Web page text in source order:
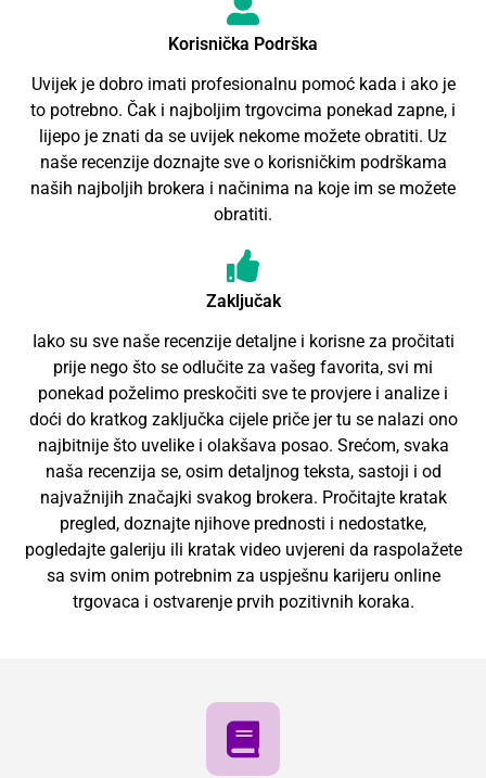
Korisnička Podrška
Uvijek je dobro imati profesionalnu pomoć kada i ako je
to potrebno. Čak i najboljim trgovcima ponekad zapne, i
lijepo je znati da se uvijek nekome možete obratiti. Uz
naše recenzije doznajte sve o korisničkim podrškama
naših najboljih brokera i načinima na koje im se možete
obratiti.
Zaključak
Iako su sve naše recenzije detaljne i korisne za pročitati
prije nego što se odlučite za vašeg favorita, svi mi
ponekad poželimo preskočiti sve te provjere i analize i
doći do kratkog zaključka cijele priče jer tu se nalazi ono
najbitnije što uvelike i olakšava posao. Srećom, svaka
naša recenzija se, osim detaljnog teksta, sastoji i od
najvažnijih značajki svakog brokera. Pročitajte kratak
pregled, doznajte njihove prednosti i nedostatke,
pogledajte galeriju ili kratak video uvjereni da raspolažete
sa svim onim potrebnim za uspješnu karijeru online
trgovaca i ostvarenje prvih pozitivnih koraka.